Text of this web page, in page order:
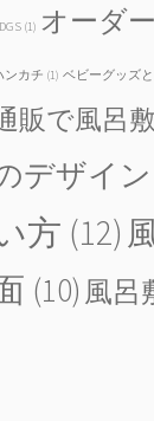
(1) オーダ
ンカチ (1) ベビーグッズ
販で風呂
デザイン
方 (12)
(10) 風呂